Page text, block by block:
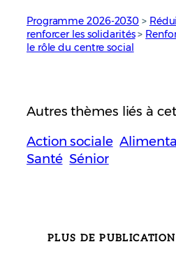
Programme 2026-2030 >
renforcer les solidarités >
le rôle du centre social
Autres thèmes liés à
Action sociale
Santé Sénior
PLUS DE